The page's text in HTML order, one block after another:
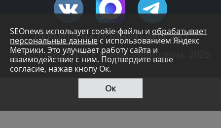
SEOnews использует cookie-файлы и обрабатывает
персональные данные с использованием Яндекс
Метрики. Это улучшает работу сайта и
взаимодействие с ним. Подтвердите ваше
согласие, нажав кнопу Ок.
Ок
ПЕРЕЙТИ НА ПОЛНУЮ ВЕРСИЮ
© SEOnews.ru Все права защищены. 2026